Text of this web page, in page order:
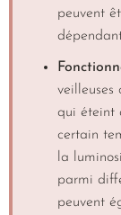
peuvent
veilleuses
qui éteint
certain
la
parmi
peuvent